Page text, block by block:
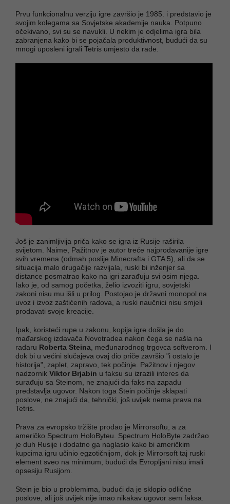
Prvu funkcionalnu verziju igre završio je 1985. i predstavio je
svojim kolegama sa Sovjetske akademije nauka. Potpuno
očekivano, svi su se navukli. U nekim je odjelima igra bila
zabranjena kako bi se pojačala produktivnost, budući da su
mnogi uposleni igrali Tetris umjesto da rade.
Još je zanimljivija priča kako se igra iz Rusije raširila
svijetom. Naime, Pažitnov je autor treće najprodavanije igre
svih vremena (odmah poslije Minecrafta i GTA 5), ali da se
situacija malo drugačije razvijala, ruski bi inženjer sa
distance posmatrao kako na igri zarađuju svi osim njega.
Iako je, od samog početka, želio izvoziti igru, sovjetski
zakoni nisu mu išli u prilog. Postojao je državni monopol na
uvoz i izvoz zaštićenih radova, a ruski naučnici nisu smjeli
prodavati svoje kreacije.
Ipak, koristeći rupe u zakonu, kopija igre došla je do
mađarskog izdavača Novotradea nakon čega se našla na
radaru Roberta Steina , međunarodnog trgovca softverom. I
dok bi u većini slučajeva ovaj dio priče završio "i ostalo je
historija", zaplet, zapravo, tek počinje. Pažitnov i njegov
nadzornik Viktor Brjabin u faksu su izrazili interes da
surađuju sa Steinom, ne znajući da faks na zapadu
predstavlja ugovor. Nakon toga Stein počinje sklapati
poslove, ne znajući da, tehnički, još uvijek nema prava na
Tetris.
Prava za evropsko tržište prodao je Mirrorsoftu, a za
američko Spectrum HoloByteu. Spectrum HoloByte zadržao
je duh Rusije i dodatno ga naglasio kako bi američkim
kupcima igru učinio egzotičnijom, dok je Mirrorsoft taj ruski
element sveo na minimum, budući da Evropljani nisu imali
opsesiju Rusijom.
Stein je bio u problemima, budući da je sklopio odlične
poslove, ali još uvijek nije imao nikakav ugovor sem faksa.